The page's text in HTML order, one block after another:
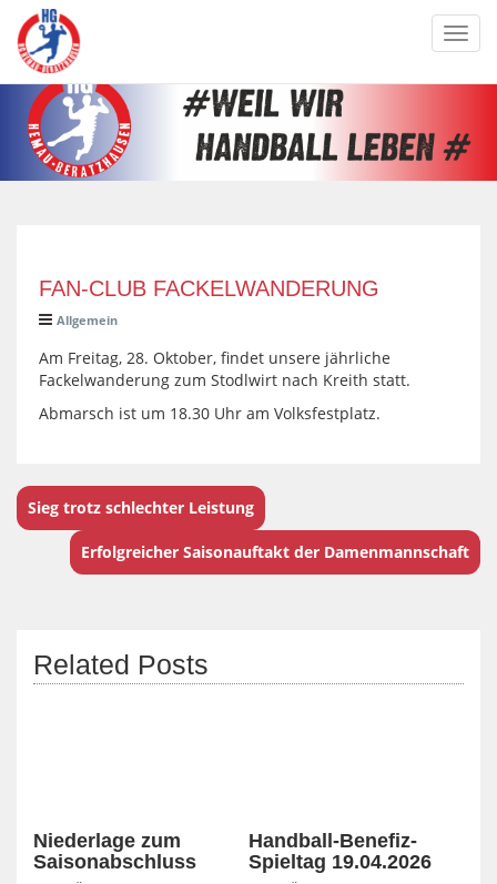
FAN-CLUB FACKELWANDERUNG
Allgemein
Am Freitag, 28. Oktober, findet unsere jährliche
Fackelwanderung zum Stodlwirt nach Kreith statt.
Abmarsch ist um 18.30 Uhr am Volksfestplatz.
Sieg trotz schlechter Leistung
Erfolgreicher Saisonauftakt der Damenmannschaft
Related Posts
Niederlage zum
Saisonabschluss
Handball-Benefiz-
Spieltag 19.04.2026